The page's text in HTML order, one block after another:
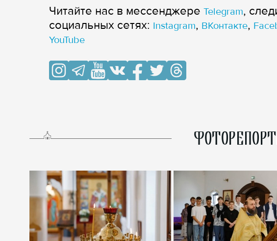
Читайте нас в мессенджере Telegram,
cоциальных сетях: Instagram, ВКонтакте,
YouTube